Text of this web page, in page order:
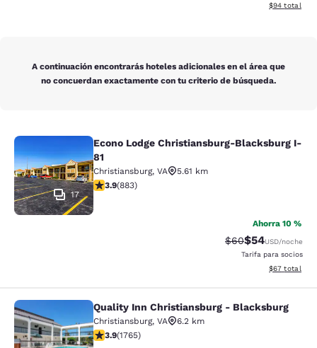
Ver detalles
$94 total
A continuación encontrarás hoteles adicionales en el área que
no concuerdan exactamente con tu criterio de búsqueda.
Econo Lodge Christiansburg-
17
Econo Lodge Christiansburg-Blacksburg I-
81
Christiansburg, VA
5.61 km
Calificación de 3.88 estrellas. Bueno. 883 reseñas
3.9(883)
Ahorra 10 %
Tarifa tachada:
$60Tarifa
$54USD/noche
Tarifa para socios
Ver detalles
$67 total
Quality Inn Christiansburg -
Quality Inn Christiansburg - Blacksburg
Christiansburg, VA
6.2 km
Calificación de 3.86 estrellas. Bueno. 1765 reseñas
3.9(1765)